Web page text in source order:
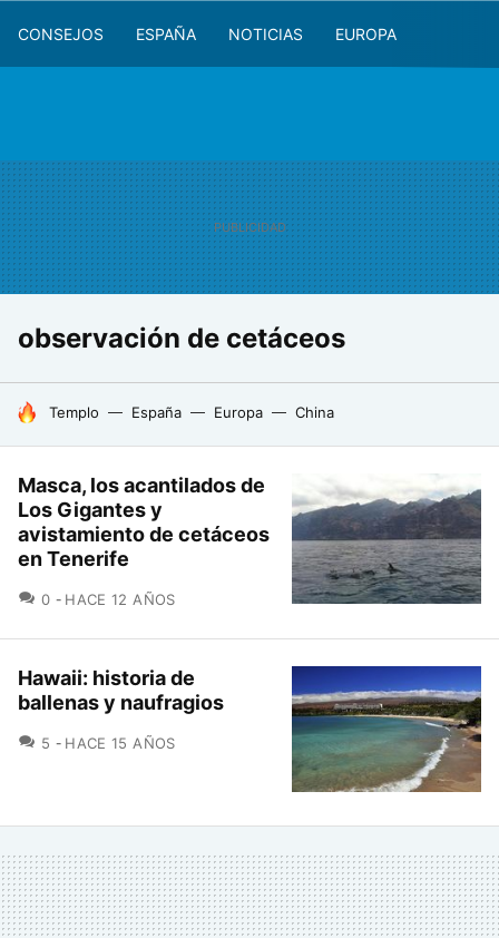
CONSEJOS ESPAÑA NOTICIAS EUROPA
observación de cetáceos
HOY SE HABLA DE
Templo España Europa China
Masca, los acantilados de
Los Gigantes y
avistamiento de cetáceos
en Tenerife
0 COMENTARIOS
HACE 12 AÑOS
Hawaii: historia de
ballenas y naufragios
5 COMENTARIOS
HACE 15 AÑOS